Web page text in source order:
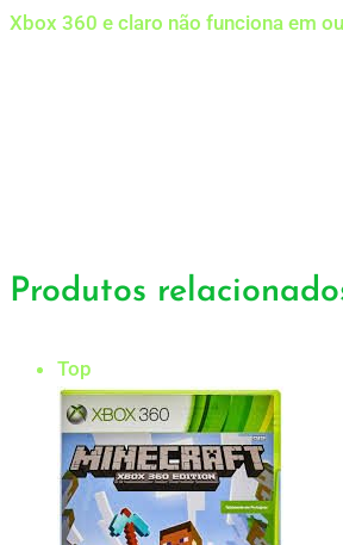
Xbox 360 e claro não funciona em
Produtos
Top